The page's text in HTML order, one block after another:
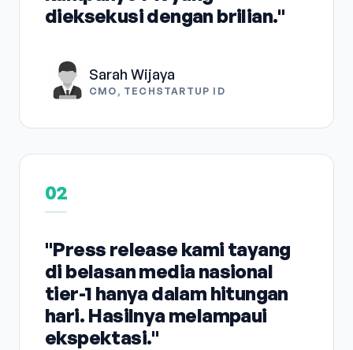
dieksekusi dengan brilian."
Sarah Wijaya
CMO, TECHSTARTUP ID
02
"Press release kami tayang
di belasan media nasional
tier-1 hanya dalam hitungan
hari. Hasilnya melampaui
ekspektasi."